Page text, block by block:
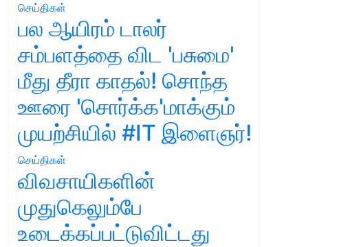
செய்திகள்
பல ஆயிரம் டாலர்
சம்பளத்தை விட 'பசுமை'
மீது தீரா காதல்! சொந்த
ஊரை 'சொர்க்க'மாக்கும்
முயற்சியில் #IT இளைஞர்!
செய்திகள்
விவசாயிகளின்
முதுகெலும்பே
உடைக்கப்பட்டுவிட்டது